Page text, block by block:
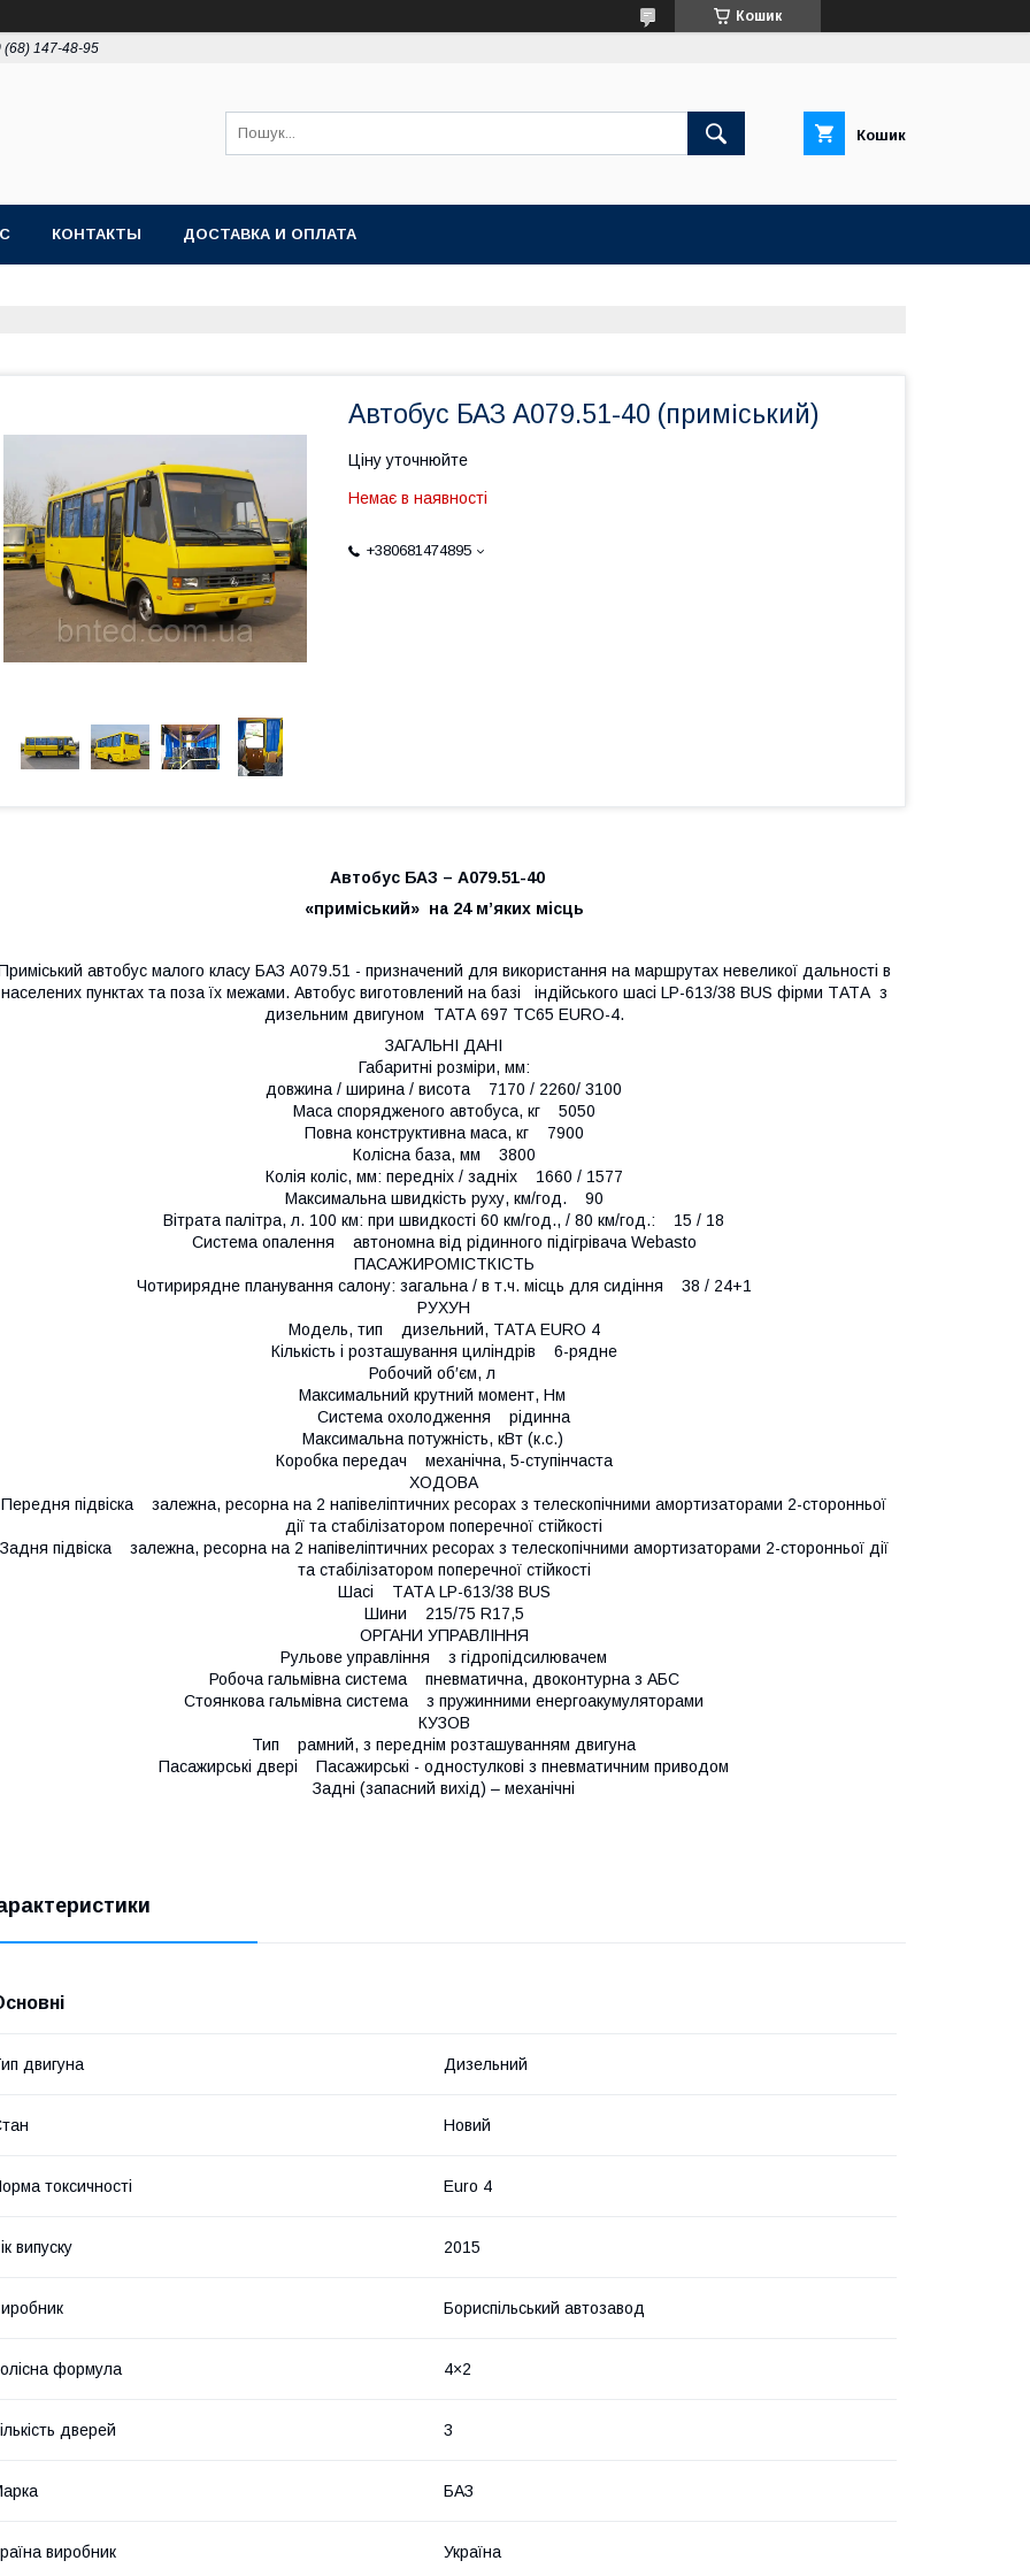
Кошик
(68) 147-48-95
Кошик
КОНТАКТЫ ДОСТАВКА И ОПЛАТА
Автобус БАЗ А079.51-40 (приміський)
Ціну уточнюйте
Немає в наявності
+380681474895
Автобус БАЗ – А079.51-40
«приміський» на 24 м’яких місць
автобус малого класу БАЗ А079.51 - призначений для використання на маршрутах невеликої дальності в
населених пунктах та поза їх межами. Автобус виготовлений на базі індійського шасі LP-613/38 BUS фірми ТАТА з
дизельним двигуном ТАТА 697 TC65 EURO-4.
ЗАГАЛЬНІ ДАНІ
Габаритні розміри, мм:
довжина / ширина / висота 7170 / 2260/ 3100
Маса спорядженого автобуса, кг 5050
Повна конструктивна маса, кг 7900
Колісна база, мм 3800
Колія коліс, мм: передніх / задніх 1660 / 1577
Максимальна швидкість руху, км/год. 90
Вітрата палітра, л. 100 км: при швидкості 60 км/год., / 80 км/год.: 15 / 18
Система опалення автономна від рідинного підігрівача Webasto
ПАСАЖИРОМІСТКІСТЬ
Чотирирядне планування салону: загальна / в т.ч. місць для сидіння 38 / 24+1
РУХУН
Модель, тип дизельний, ТАТА EURO 4
Кількість і розташування циліндрів 6-рядне
Робочий об′єм, л
Максимальний крутний момент, Нм
Система охолодження рідинна
Максимальна потужність, кВт (к.с.)
Коробка передач механічна, 5-ступінчаста
ХОДОВА
Передня підвіска залежна, ресорна на 2 напівеліптичних ресорах з телескопічними амортизаторами 2-сторонньої
дії та стабілізатором поперечної стійкості
Задня підвіска залежна, ресорна на 2 напівеліптичних ресорах з телескопічними амортизаторами 2-сторонньої дії
та стабілізатором поперечної стійкості
Шасі ТАТА LP-613/38 BUS
Шини 215/75 R17,5
ОРГАНИ УПРАВЛІННЯ
Рульове управління з гідропідсилювачем
Робоча гальмівна система пневматична, двоконтурна з АБС
Стоянкова гальмівна система з пружинними енергоакумуляторами
КУЗОВ
Тип рамний, з переднім розташуванням двигуна
Пасажирські двері Пасажирські - одностулкові з пневматичним приводом
Задні (запасний вихід) – механічні
двигуна Дизельний
Новий
токсичності Euro 4
випуску 2015
Бориспільський автозавод
формула 4×2
дверей 3
БАЗ
виробник Україна